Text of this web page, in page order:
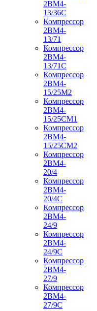
2ВМ4-
13/36С
Компрессор
2ВМ4-
13/71
Компрессор
2ВМ4-
13/71С
Компрессор
2ВМ4-
15/25М2
Компрессор
2ВМ4-
15/25СМ1
Компрессор
2ВМ4-
15/25СМ2
Компрессор
2ВМ4-
20/4
Компрессор
2ВМ4-
20/4С
Компрессор
2ВМ4-
24/9
Компрессор
2ВМ4-
24/9С
Компрессор
2ВМ4-
27/9
Компрессор
2ВМ4-
27/9С